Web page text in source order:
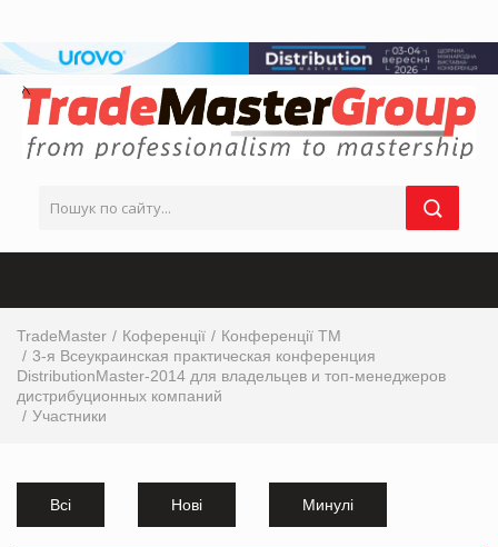
TradeMaster Коференції
Конференції ТМ
3-я Всеукраинская практическая конференция
DistributionMaster-2014 для владельцев и топ-менеджеров
дистрибуционных компаний
Участники
Всі Нові Минулі